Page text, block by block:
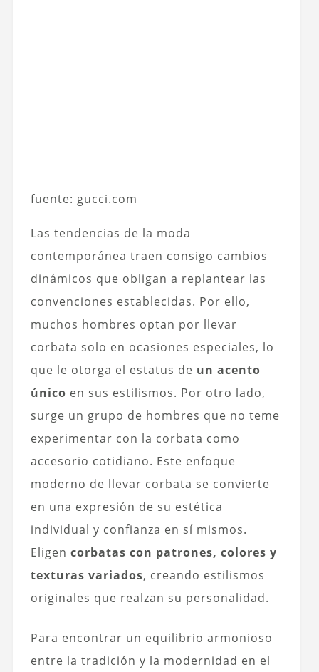
fuente: gucci.com
Las tendencias de la moda
contemporánea traen consigo cambios
dinámicos que obligan a replantear las
convenciones establecidas. Por ello,
muchos hombres optan por llevar
corbata solo en ocasiones especiales, lo
que le otorga el estatus de un acento
único en sus estilismos. Por otro lado,
surge un grupo de hombres que no teme
experimentar con la corbata como
accesorio cotidiano. Este enfoque
moderno de llevar corbata se convierte
en una expresión de su estética
individual y confianza en sí mismos.
Eligen corbatas con patrones, colores y
texturas variados, creando estilismos
originales que realzan su personalidad.
Para encontrar un equilibrio armonioso
entre la tradición y la modernidad en el